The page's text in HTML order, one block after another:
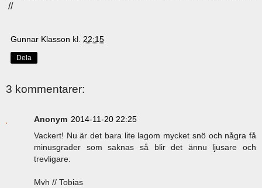
//
Gunnar Klasson kl. 22:15
Dela
3 kommentarer:
Anonym 2014-11-20 22:25
Vackert! Nu är det bara lite lagom mycket snö och några få
minusgrader som saknas så blir det ännu ljusare och
trevligare.
Mvh // Tobias